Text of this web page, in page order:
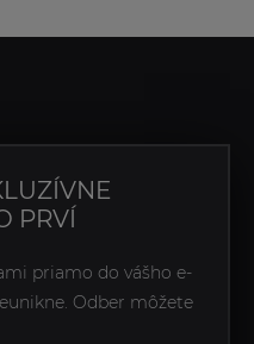
PRVÍ
priamo do vášho e-
Odber môžete